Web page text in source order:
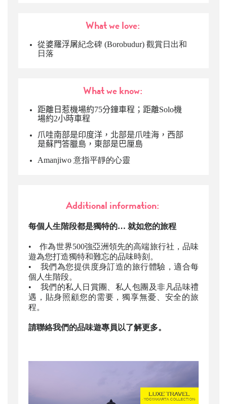
What we love:
從婆羅浮屠紀念碑 (Borobudur)觀賞日出和
日落
What we know:
距離日惹機場約75分鐘車程；距離Solo機
場約2小時車程
爪哇南部是印度洋，北部是爪哇海，西部
是蘇門答臘島，東部是巴厘島
Amanjiwo 意指平靜的心靈
Additional information:
每個人生階段都是獨特的… 就如您的旅程
• 作為世界500強亞洲領先的高端旅行社，品味
遊為您打造獨特和難忘的品味時刻。
• 我們為您提供度身訂造的旅行體驗，適合每
個人生階段。
• 我們的私人日賞團、私人包團及非凡品味禮
遇，貼身照顧您的需要，獨享無憂、安全的旅
程。
請聯絡我們的品味遊專員以了解更多。